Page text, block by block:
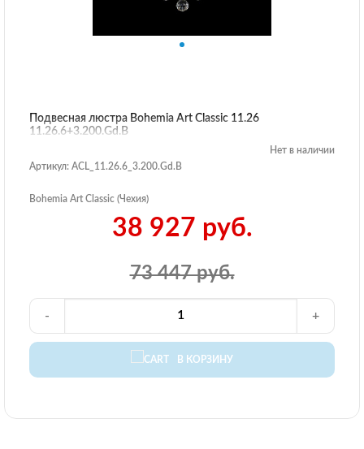
Подвесная люстра Bohemia Art Classic 11.26
11.26.6+3.200.Gd.B
Нет в наличии
Артикул: ACL_11.26.6_3.200.Gd.B
Bohemia Art Classic (Чехия)
73 447 руб.
38 927 руб.
В КОРЗИНУ
- +